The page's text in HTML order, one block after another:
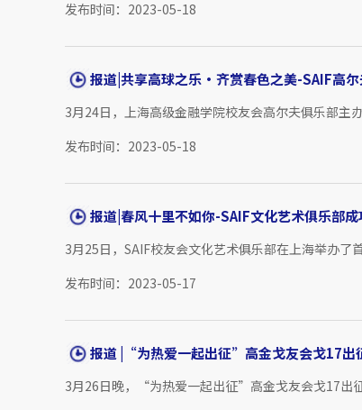
发布时间：2023-05-18
报道|共享高球之乐·齐赏春色之美-SAIF高
3月24日，上海高级金融学院校友会高尔夫俱乐部主
发布时间：2023-05-18
报道|春风十里不如你-SAIF文化艺术俱乐部
3月25日，SAIF校友会文化艺术俱乐部在上海举办了
发布时间：2023-05-17
报道 |“为热爱一起出征”高金戈友会戈17出
3月26日晚，“为热爱一起出征”高金戈友会戈17出